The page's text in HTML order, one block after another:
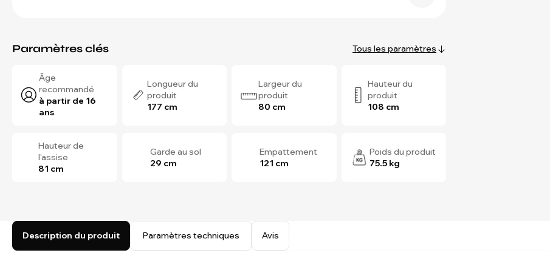
Paramètres clés Tous les paramètres
Âge
recommandé
à partir de 16
ans
Longueur du
produit
177 cm
Largeur du
produit
80 cm
Hauteur du
produit
108 cm
Hauteur de
l'assise
81 cm
Garde au sol
29 cm
Empattement
121 cm
Poids du produit
75.5 kg
Description du produit Paramètres techniques Avis